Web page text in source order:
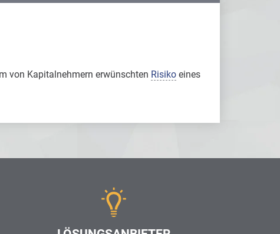
von Kapitalnehmern erwünschten Risiko eines